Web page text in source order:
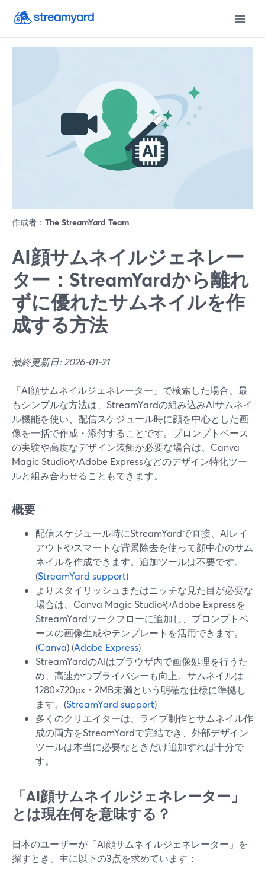
作成者： The StreamYard Team
AI顔サムネイルジェネレー
ター：StreamYardから離れ
ずに優れたサムネイルを作
成する方法
最終更新日: 2026-01-21
「AI顔サムネイルジェネレーター」で検索した場合、最
もシンプルな方法は、StreamYardの組み込みAIサムネイ
ル機能を使い、配信スケジュール時に顔を中心とした画
像を一括で作成・添付することです。プロンプトベース
の実験や高度なデザイン装飾が必要な場合は、Canva
Magic StudioやAdobe Expressなどのデザイン特化ツー
ルと組み合わせることもできます。
概要
配信スケジュール時にStreamYardで直接、AIレイ
アウトやスマートな背景除去を使って顔中心のサム
ネイルを作成できます。追加ツールは不要です。
(StreamYard support)
よりスタイリッシュまたはニッチな見た目が必要な
場合は、Canva Magic StudioやAdobe Expressを
StreamYardワークフローに追加し、プロンプトベ
ースの画像生成やテンプレートを活用できます。
(Canva) (Adobe Express)
StreamYardのAIはブラウザ内で画像処理を行うた
め、高速かつプライバシーも向上。サムネイルは
1280×720px・2MB未満という明確な仕様に準拠し
ます。(StreamYard support)
多くのクリエイターは、ライブ制作とサムネイル作
成の両方をStreamYardで完結でき、外部デザイン
ツールは本当に必要なときだけ追加すれば十分で
す。
「AI顔サムネイルジェネレーター」
とは現在何を意味する？
日本のユーザーが「AI顔サムネイルジェネレーター」を
探すとき、主に以下の3点を求めています：